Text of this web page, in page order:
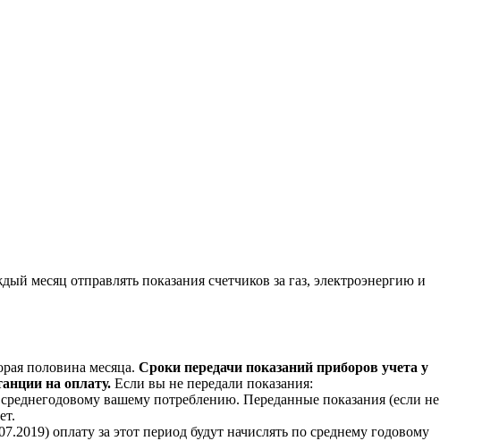
отправлять показания счетчиков за газ, электроэнергию и
половина месяца. Сроки передачи показаний приборов учета у
на оплату. Если вы не передали показания:
вашему потреблению. Переданные показания (если не
оплату за этот период будут начислять по среднему годовому